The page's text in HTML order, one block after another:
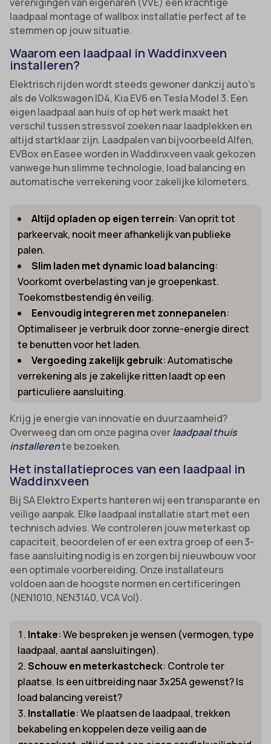
laadpaal montage of wallbox installatie perfect af te
stemmen op jouw situatie.
Waarom een laadpaal in Waddinxveen
installeren?
Elektrisch rijden wordt steeds gewoner dankzij auto’s
als de Volkswagen ID4, Kia EV6 en Tesla Model 3. Een
eigen laadpaal aan huis of op het werk maakt het
verschil tussen stressvol zoeken naar laadplekken en
altijd startklaar zijn. Laadpalen van bijvoorbeeld Alfen,
EVBox en Easee worden in Waddinxveen vaak gekozen
vanwege hun slimme technologie, load balancing en
automatische verrekening voor zakelijke kilometers.
Altijd opladen op eigen terrein: Van oprit tot
parkeervak, nooit meer afhankelijk van publieke
palen.
Slim laden met dynamic load balancing:
Voorkomt overbelasting van je groepenkast.
Toekomstbestendig én veilig.
Eenvoudig integreren met zonnepanelen:
Optimaliseer je verbruik door zonne-energie direct
te benutten voor het laden.
Vergoeding zakelijk gebruik: Automatische
verrekening als je zakelijke ritten laadt op een
particuliere aansluiting.
Krijg je energie van innovatie en duurzaamheid?
Overweeg dan om onze pagina overlaadpaal thuis
installerente bezoeken.
Het installatieproces van een laadpaal in
Waddinxveen
Bij SA Elektro Experts hanteren wij een transparante en
veilige aanpak. Elke laadpaal installatie start met een
technisch advies. We controleren jouw meterkast op
capaciteit, beoordelen of er een extra groep of een 3-
fase aansluiting nodig is en zorgen bij nieuwbouw voor
een optimale voorbereiding. Onze installateurs
voldoen aan de hoogste normen en certificeringen
(NEN1010, NEN3140, VCA Vol).
Intake: We bespreken je wensen (vermogen, type
laadpaal, aantal aansluitingen).
Schouw en meterkastcheck: Controle ter
plaatse. Is een uitbreiding naar 3x25A gewenst? Is
load balancing vereist?
Installatie: We plaatsen de laadpaal, trekken
bekabeling en koppelen deze veilig aan de